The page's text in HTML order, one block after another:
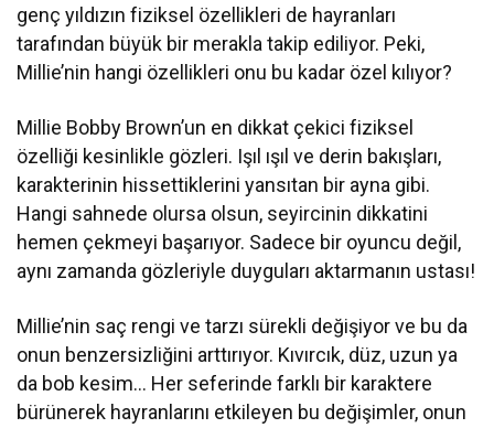
genç yıldızın fiziksel özellikleri de hayranları
tarafından büyük bir merakla takip ediliyor. Peki,
Millie’nin hangi özellikleri onu bu kadar özel kılıyor?
Millie Bobby Brown’un en dikkat çekici fiziksel
özelliği kesinlikle gözleri. Işıl ışıl ve derin bakışları,
karakterinin hissettiklerini yansıtan bir ayna gibi.
Hangi sahnede olursa olsun, seyircinin dikkatini
hemen çekmeyi başarıyor. Sadece bir oyuncu değil,
aynı zamanda gözleriyle duyguları aktarmanın ustası!
Millie’nin saç rengi ve tarzı sürekli değişiyor ve bu da
onun benzersizliğini arttırıyor. Kıvırcık, düz, uzun ya
da bob kesim… Her seferinde farklı bir karaktere
bürünerek hayranlarını etkileyen bu değişimler, onun